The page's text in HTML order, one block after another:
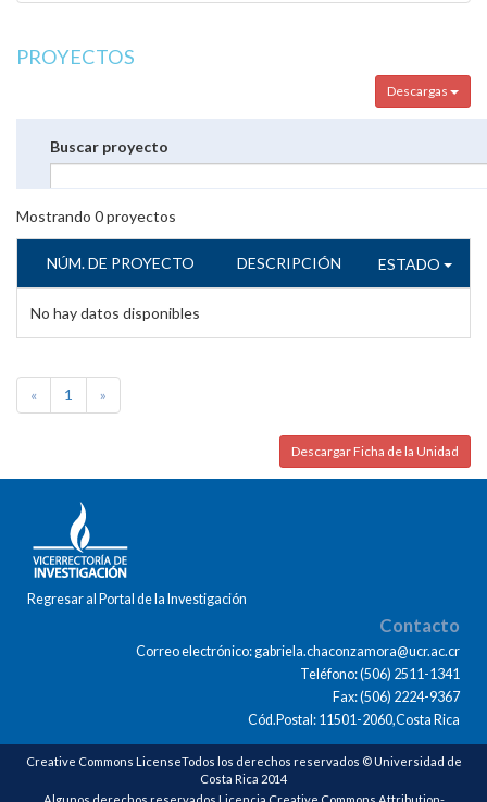
PROYECTOS
Descargas
Buscar proyecto
Mostrando 0proyectos
NÚM. DE PROYECTO DESCRIPCIÓN ESTADO
No hay datos disponibles
« 1 »
Descargar Ficha de la Unidad
Regresar al Portal de la Investigación
Contacto
Correo electrónico: gabriela.chaconzamora@ucr.ac.cr
Teléfono: (506) 2511-1341
Fax: (506) 2224-9367
Cód.Postal: 11501-2060,Costa Rica
Creative Commons LicenseTodos los derechos reservados © Universidad de
Costa Rica 2014